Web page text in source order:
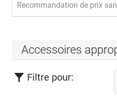
Recommandation de prix
Accessoires
Filtre pour: